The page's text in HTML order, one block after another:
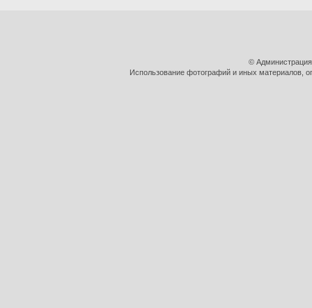
©
Использование фотографий и иных материалов,